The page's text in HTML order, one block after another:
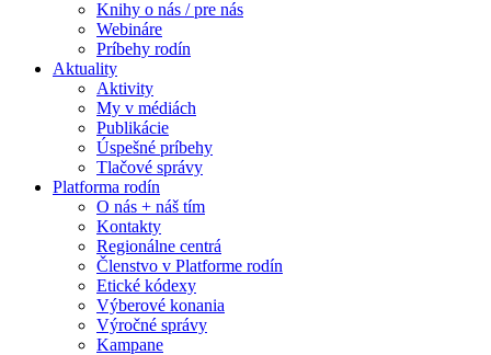
Knihy o nás / pre nás
Webináre
Príbehy rodín
Aktuality
Aktivity
My v médiách
Publikácie
Úspešné príbehy
Tlačové správy
Platforma rodín
O nás + náš tím
Kontakty
Regionálne centrá
Členstvo v Platforme rodín
Etické kódexy
Výberové konania
Výročné správy
Kampane